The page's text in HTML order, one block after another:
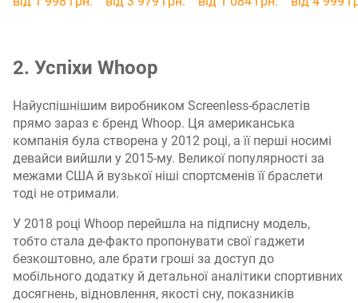
2. Успіхи Whoop
Найуспішнішим виробником Screenless-браслетів
прямо зараз є бренд Whoop. Ця американська
компанія була створена у 2012 році, а її перші носимі
девайси вийшли у 2015-му. Великої популярності за
межами США й вузької ніші спортсменів її браслети
тоді не отримали.
У 2018 році Whoop перейшла на підписну модель,
тобто стала де-факто пропонувати свої гаджети
безкоштовно, але брати гроші за доступ до
мобільного додатку й детальної аналітики спортивних
досягнень, відновлення, якості сну, показників